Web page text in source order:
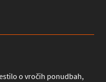
o vročih ponudbah,